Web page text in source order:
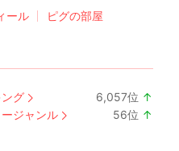
ール ピグの部屋
グ 6,057位 ↑
ジャンル 56位 ↑